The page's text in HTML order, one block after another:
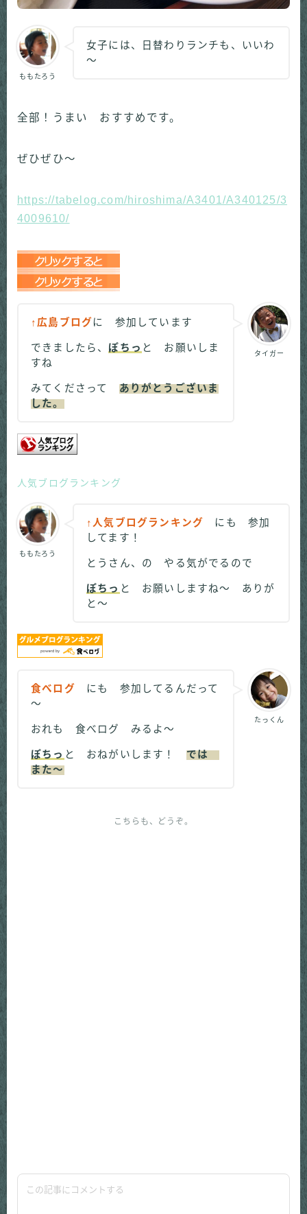
ももたろう
女子には、日替わりランチも、いいわ
～
全部！うまい おすすめです。
ぜひぜひ～
https://tabelog.com/hiroshima/A3401/A340125/3
4009610/
タイガー
↑広島ブログに 参加しています
できましたら、 ぽちっ と お願いしま
すね
みてくださって ありがとうございま
した。
人気ブログランキング
ももたろう
↑人気ブログランキング
にも 参加
してます！
とうさん、の やる気がでるので
ぽちっ と お願いしますね～ ありが
と～
たっくん
食べログ
にも 参加してるんだって
～
おれも 食べログ みるよ～
ぽちっ と おねがいします！ では
また～
こちらも、どうぞ。